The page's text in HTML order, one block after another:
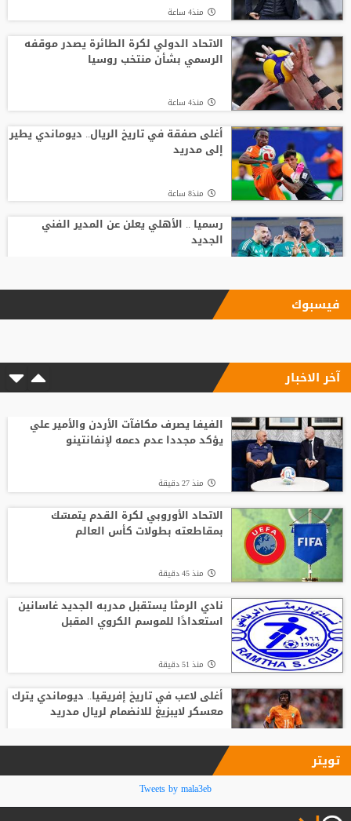
منذ4 ساعة
الاتحاد الدولي لكرة الطائرة يصدر موقفه
الرسمي بشأن منتخب روسيا
منذ4 ساعة
أغلى صفقة في تاريخ الريال.. ديوماندي يطير
إلى مدريد
منذ8 ساعة
رسميا .. الأهلي يعلن عن المدير الفني
الجديد
بعد رفض السعودية.. نادٍ فرنسي يتوصل
رودري يحسم قراره ويختار وجهته المقبلة
تصريح رسمي يعقد مهمة برشلونة في
صفقة المستقبل
من الأهلي السعودي للبريميرليج.. يايسله
يقود نيوكاسل رسميًا
فيسبوك
آخر الاخبار
الفيفا يصرف مكافآت الأردن والأمير علي
يؤكد مجددا عدم دعمه لإنفانتينو
منذ 27 دقيقة
الاتحاد الأوروبي لكرة القدم يتمسّك
بمقاطعته بطولات كأس العالم
منذ 45 دقيقة
نادي الرمثا يستقبل مدربه الجديد غاسانين
استعدادًا للموسم الكروي المقبل
منذ 51 دقيقة
أغلى لاعب في تاريخ إفريقيا.. ديوماندي يترك
معسكر لايبزيغ للانضمام لريال مدريد
السباق على رئاسة "الفيفا".. أول رئيس
رابطة وطنية يعارض ترشيح القطري
تويتر
Tweets by mala3eb